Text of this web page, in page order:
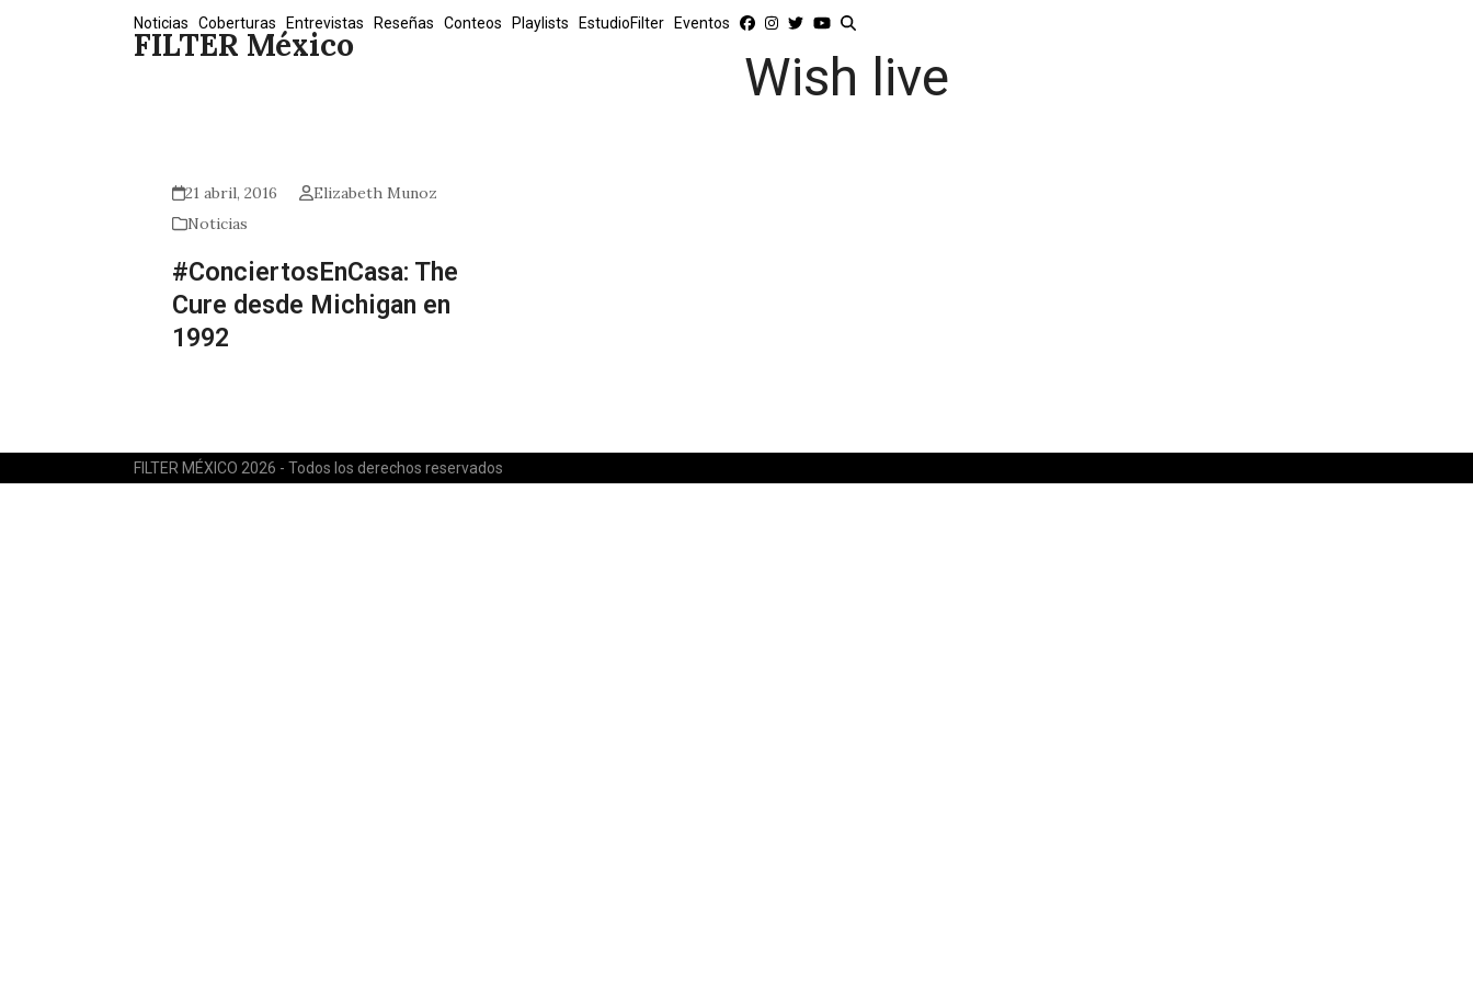
FILTER México
Noticias Coberturas Entrevistas Reseñas Conteos Playlists EstudioFilter Eventos
Wish live
21 abril, 2016
Elizabeth Munoz
Noticias
#ConciertosEnCasa: The
Cure desde Michigan en
1992
FILTER MÉXICO 2026 - Todos los derechos reservados